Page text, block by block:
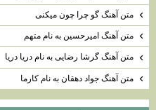
متن آهنگ گو چرا چون میکنی
متن آهنگ امیرحسین به نام متهم
متن آهنگ گرشا رضایی به نام دریا دریا
متن آهنگ جواد دهقان به نام کارما